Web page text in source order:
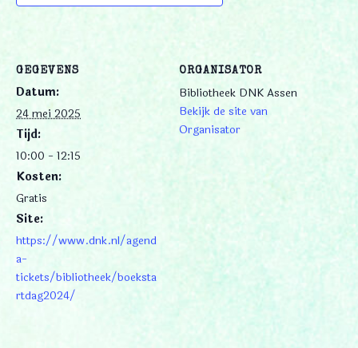
GEGEVENS
Datum:
24 mei 2025
Tijd:
10:00 - 12:15
Kosten:
Gratis
Site:
https://www.dnk.nl/agend
a-
tickets/bibliotheek/boeksta
rtdag2024/
ORGANISATOR
Bibliotheek DNK Assen
Bekijk de site van
Organisator